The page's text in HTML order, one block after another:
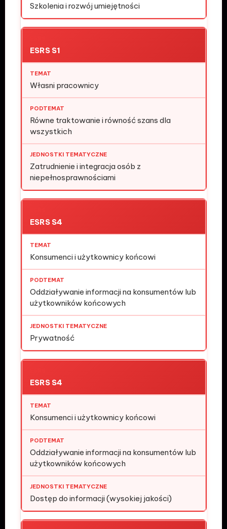
Szkolenia i rozwój umiejętności
ESRS S1
Własni pracownicy
Równe traktowanie i równość szans dla
wszystkich
Zatrudnienie i integracja osób z
niepełnosprawnościami
ESRS S4
Konsumenci i użytkownicy końcowi
Oddziaływanie informacji na konsumentów lub
użytkowników końcowych
Prywatność
ESRS S4
Konsumenci i użytkownicy końcowi
Oddziaływanie informacji na konsumentów lub
użytkowników końcowych
Dostęp do informacji (wysokiej jakości)